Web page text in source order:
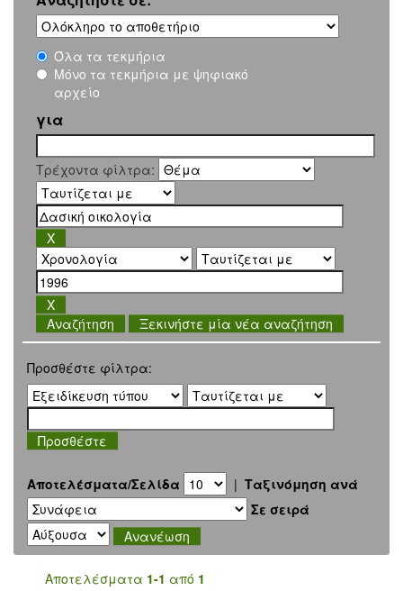
Όλα τα τεκμήρια
Μόνο τα τεκμήρια με ψηφιακό
αρχείο
για
Τρέχοντα φίλτρα:
Ξεκινήστε μία νέα αναζήτηση
Προσθέστε φίλτρα:
Αποτελέσματα/Σελίδα | Ταξινόμηση ανά
Σε σειρά
Αποτελέσματα 1-1 από 1